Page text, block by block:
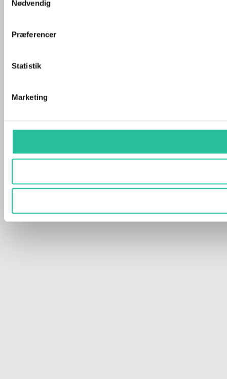
Nødvendig
Præferencer
Statistik
Marketing